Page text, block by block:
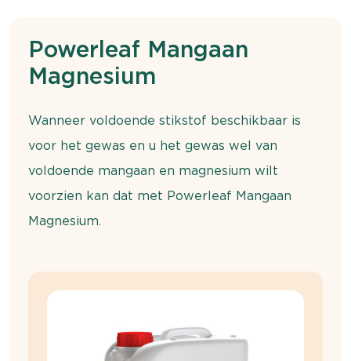
Powerleaf Mangaan
Magnesium
Wanneer voldoende stikstof beschikbaar is
voor het gewas en u het gewas wel van
voldoende mangaan en magnesium wilt
voorzien kan dat met Powerleaf Mangaan
Magnesium.